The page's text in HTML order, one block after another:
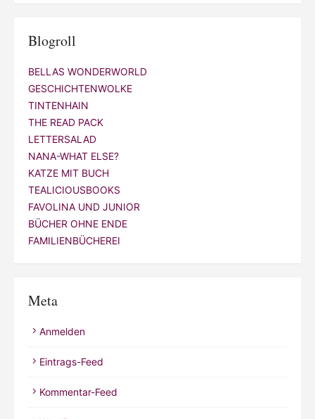
Blogroll
BELLAS WONDERWORLD
GESCHICHTENWOLKE
TINTENHAIN
THE READ PACK
LETTERSALAD
NANA-WHAT ELSE?
KATZE MIT BUCH
TEALICIOUSBOOKS
FAVOLINA UND JUNIOR
BÜCHER OHNE ENDE
FAMILIENBÜCHEREI
Meta
Anmelden
Eintrags-Feed
Kommentar-Feed